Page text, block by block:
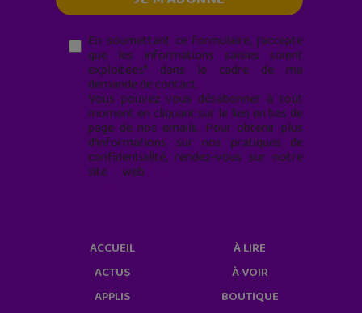
En soumettant ce formulaire, j’accepte
que les informations saisies soient
exploitées* dans le cadre de ma
demande de contact.
Vous pouvez vous désabonner à tout
moment en cliquant sur le lien en bas de
page de nos emails. Pour obtenir plus
d'informations sur nos pratiques de
confidentialité, rendez-vous sur notre
site web
ACCUEIL
ACTUS
APPLIS
À LIRE
À VOIR
BOUTIQUE